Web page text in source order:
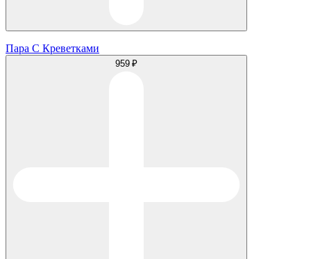
Пара С Креветками
959 ₽